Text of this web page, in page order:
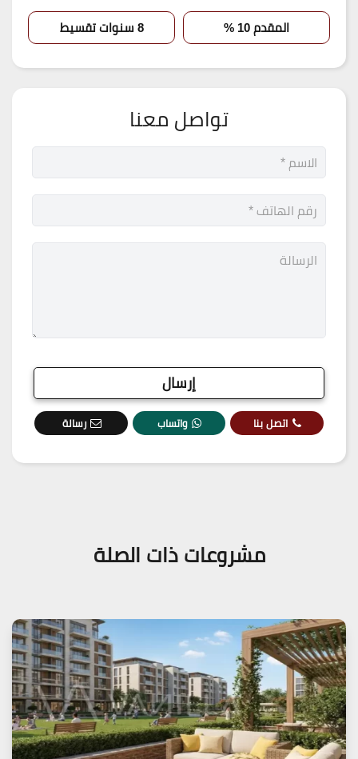
المقدم 10 % 8 سنوات تقسيط
تواصل معنا
اتصل بنا واتساب رسالة
مشروعات ذات الصلة